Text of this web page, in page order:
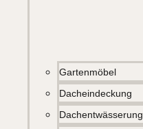
Gartenmöbel
Dacheindeckung
Dachentwässerung